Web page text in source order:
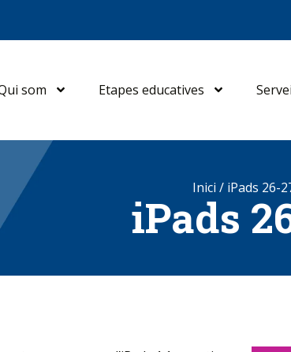
som Etapes educatives
Inici / iPads 26-
iPads